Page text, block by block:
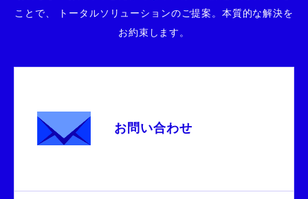
ことで、
トータルソリューションのご提案。本質的な解決を
お約束します。
お問い合わせ